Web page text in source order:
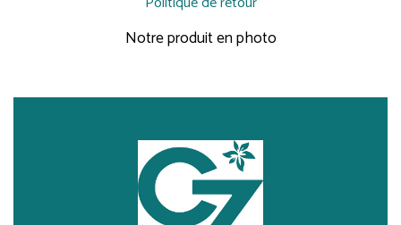
Notre produit en photo